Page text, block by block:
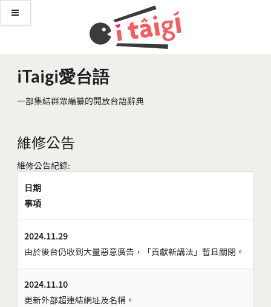
iTaigi愛台語
一部集結群眾編纂的開放台語辭典
維修公告
維修公告紀錄:
日期
事項
2024.11.29
由於後台仍收到大量惡意廣告，「貢獻新講法」暫且關閉。
2024.11.10
更新外部超連結網址及名稱。